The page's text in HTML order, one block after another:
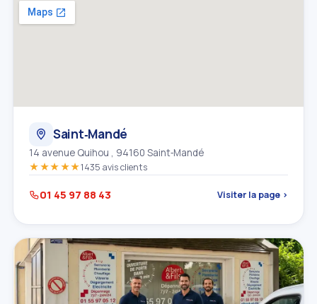
Saint‑Mandé
14 avenue Quihou , 94160 Saint‑Mandé
★★★★★1435 avis clients
01 45 97 88 43 Visiter la page ›